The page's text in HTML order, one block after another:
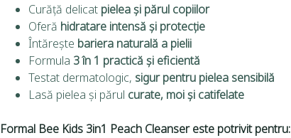
Curăță delicat pielea și părul copiilor
Oferă hidratare intensă și protecție
Întărește bariera naturală a pielii
Formula 3 în 1 practică și eficientă
Testat dermatologic, sigur pentru pielea sensibilă
Lasă pielea și părul curate, moi și catifelate
Formal Bee Kids 3in1 Peach Cleanser este potrivit pentru: